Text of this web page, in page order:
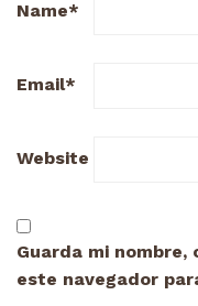
Name*
Email*
Website
Guarda mi
este navegador